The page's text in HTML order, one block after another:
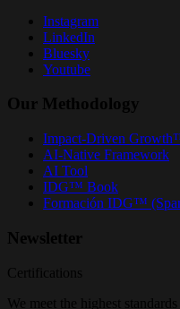
Instagram
LinkedIn
Bluesky
Youtube
Our Methodology
Impact-Driven
AI-Native Framework
AI Tool
IDG™ Book
Formación IDG™
Newsletter
Certifications
We meet the highest